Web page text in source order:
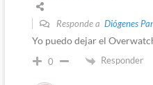
Responde a Diógenes
Yo puedo dejar el
0 Responder